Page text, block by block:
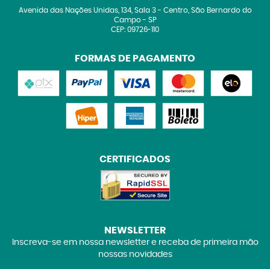
Avenida das Nações Unidas, 134, Sala 3- Centro, São Bernardo do
Campo- SP
CEP: 09726-110
FORMAS DE PAGAMENTO
CERTIFICADOS
NEWSLETTER
Inscreva-se em nossa newsletter e receba de primeira mão
nossas novidades